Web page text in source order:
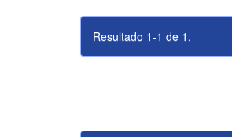
Resultado 1-1 de 1.